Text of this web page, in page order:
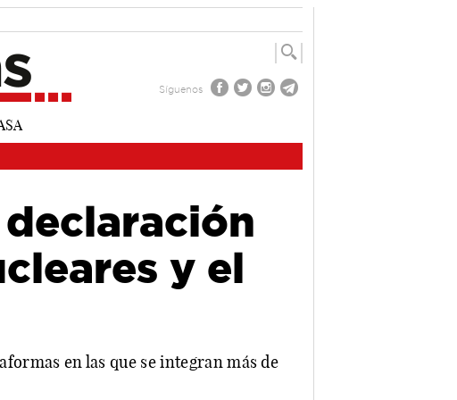
Síguenos
y el
en las que se integran más de